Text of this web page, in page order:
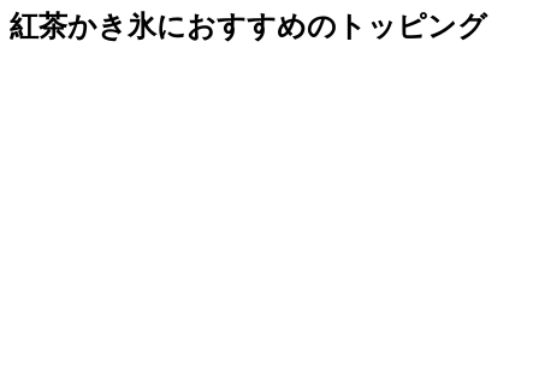
紅茶かき氷におすすめのトッピング